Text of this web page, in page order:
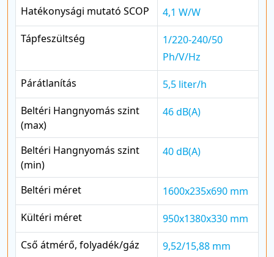
Hatékonysági mutató SCOP
4,1 W/W
Tápfeszültség
1/220-240/50
Ph/V/Hz
Párátlanítás
5,5 liter/h
Beltéri Hangnyomás szint
(max)
46 dB(A)
Beltéri Hangnyomás szint
(min)
40 dB(A)
Beltéri méret
1600x235x690 mm
Kültéri méret
950x1380x330 mm
Cső átmérő, folyadék/gáz
9,52/15,88 mm